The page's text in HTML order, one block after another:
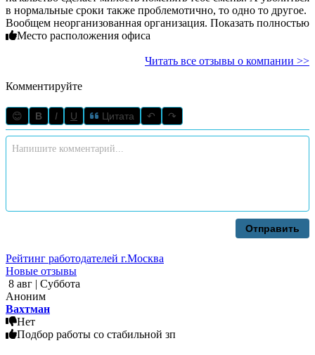
в нормальные сроки также проблемотично, то одно то другое.
Вообщем неорганизованная организация. Показать полностью
Место расположения офиса
Читать все отзывы о компании >>
Комментируйте
😊 B I U Цитата ↶ ↷
Отправить
Рейтинг работодателей г.Москва
Новые отзывы
8 авг | Суббота
Аноним
Вахтман
Нет
Подбор работы со стабильной зп